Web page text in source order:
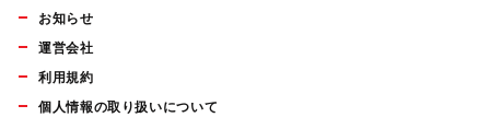
お知らせ
運営会社
利用規約
個人情報の取り扱いについて